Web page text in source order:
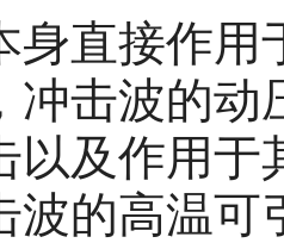
直接作用
冲击波的动
以及作用于
波的高温可